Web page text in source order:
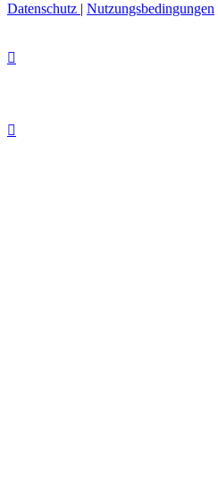
Datenschutz | Nutzungsbedingungen